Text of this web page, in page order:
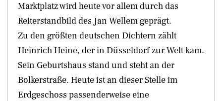
Marktplatz wird heute vor allem durch das
Reiterstandbild des Jan Wellem geprägt.
Zu den größten deutschen Dichtern zählt
Heinrich Heine, der in Düsseldorf zur Welt kam.
Sein Geburtshaus stand und steht an der
Bolkerstraße. Heute ist an dieser Stelle im
Erdgeschoss passenderweise eine